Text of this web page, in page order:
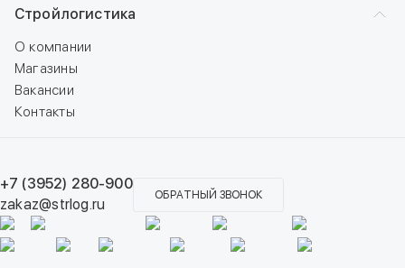
Стройлогистика
О компании
Магазины
Вакансии
Контакты
+7 (3952) 280-900
zakaz@strlog.ru
ОБРАТНЫЙ ЗВОНОК